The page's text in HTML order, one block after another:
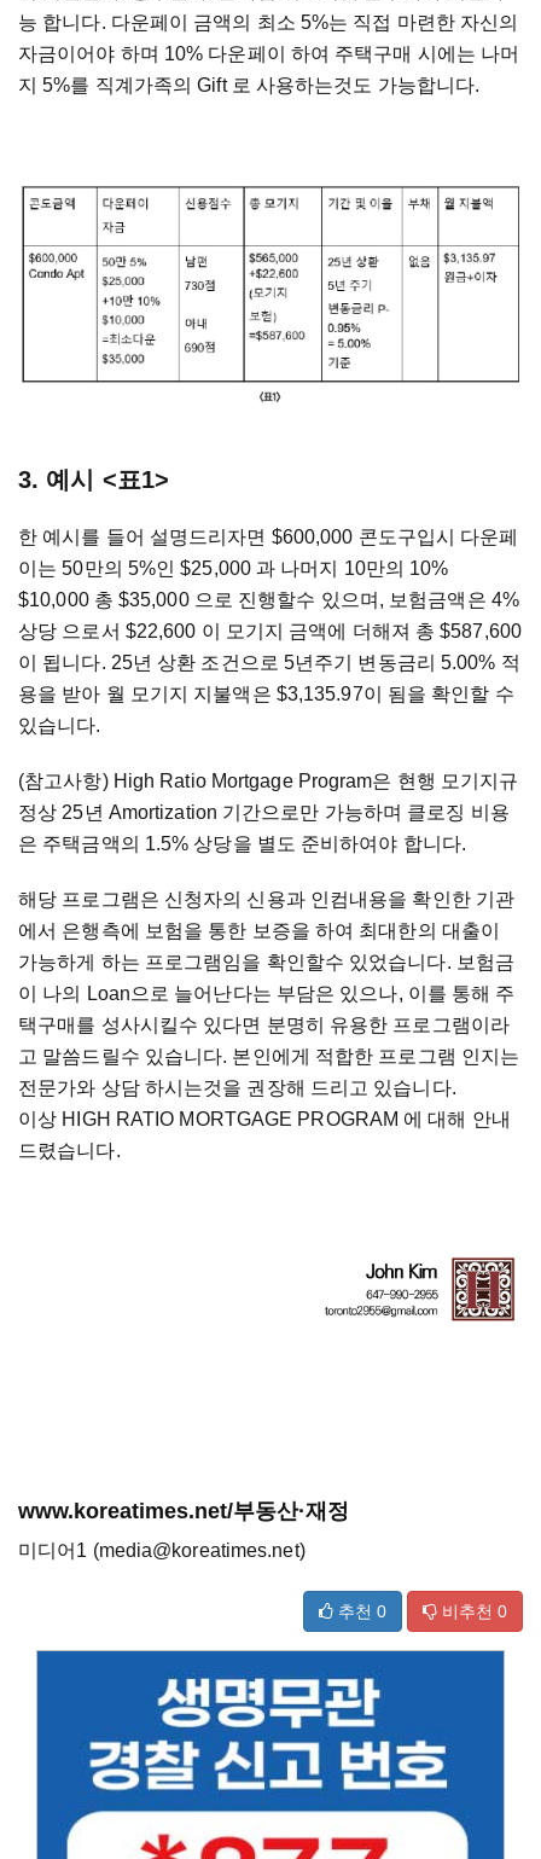
능 합니다. 다운페이 금액의 최소 5%는 직접 마련한 자신의
자금이어야 하며 10% 다운페이 하여 주택구매 시에는 나머
지 5%를 직계가족의 Gift 로 사용하는것도 가능합니다.
3. 예시 <표1>
한 예시를 들어 설명드리자면 $600,000 콘도구입시 다운페
이는 50만의 5%인 $25,000 과 나머지 10만의 10%
$10,000 총 $35,000 으로 진행할수 있으며, 보험금액은 4%
상당 으로서 $22,600 이 모기지 금액에 더해져 총 $587,600
이 됩니다. 25년 상환 조건으로 5년주기 변동금리 5.00% 적
용을 받아 월 모기지 지불액은 $3,135.97이 됨을 확인할 수
있습니다.
(참고사항) High Ratio Mortgage Program은 현행 모기지규
정상 25년 Amortization 기간으로만 가능하며 클로징 비용
은 주택금액의 1.5% 상당을 별도 준비하여야 합니다.
해당 프로그램은 신청자의 신용과 인컴내용을 확인한 기관
에서 은행측에 보험을 통한 보증을 하여 최대한의 대출이
가능하게 하는 프로그램임을 확인할수 있었습니다. 보험금
이 나의 Loan으로 늘어난다는 부담은 있으나, 이를 통해 주
택구매를 성사시킬수 있다면 분명히 유용한 프로그램이라
고 말씀드릴수 있습니다. 본인에게 적합한 프로그램 인지는
전문가와 상담 하시는것을 권장해 드리고 있습니다.
이상 HIGH RATIO MORTGAGE PROGRAM 에 대해 안내
드렸습니다.
www.koreatimes.net/부동산·재정
미디어1 (media@koreatimes.net)
추천 0 비추천 0